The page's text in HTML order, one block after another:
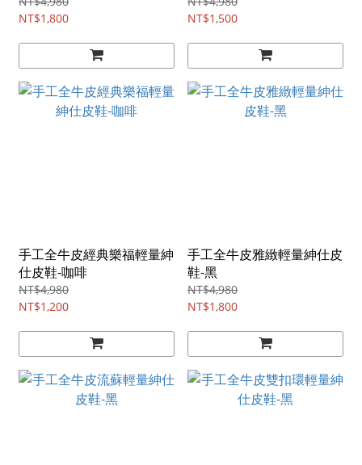
NT$1,800
NT$1,500
手工全牛皮經典樂福輕量紳
仕皮鞋-咖啡
NT$4,980
NT$1,200
手工全牛皮雅緻輕量紳仕皮
鞋-黑
NT$4,980
NT$1,800